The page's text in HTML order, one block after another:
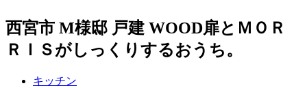
西宮市 M様邸 戸建 WOOD扉とＭＯＲ
ＲＩＳがしっくりするおうち。
キッチン